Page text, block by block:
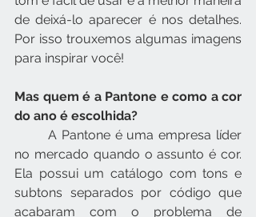
de deixá-lo aparecer é nos detalhes.
Por isso trouxemos algumas imagens
para inspirar você!
Mas quem é a Pantone e como a cor
do ano é escolhida?
no mercado quando o assunto é cor.
Ela possui um catálogo com tons e
subtons separados por código que
acabaram com o problema de